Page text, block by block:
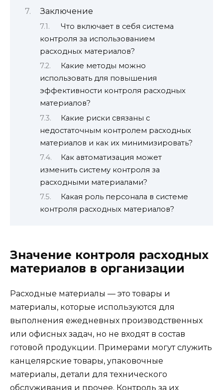
Заключение
Что включает в себя система
контроля за использованием
расходных материалов?
Какие методы можно
использовать для повышения
эффективности контроля расходных
материалов?
Какие риски связаны с
недостаточным контролем расходных
материалов и как их минимизировать?
Как автоматизация может
изменить систему контроля за
расходными материалами?
Какая роль персонала в системе
контроля расходных материалов?
Значение контроля расходных
материалов в организации
Расходные материалы — это товары и
материалы, которые используются для
выполнения ежедневных производственных
или офисных задач, но не входят в состав
готовой продукции. Примерами могут служить
канцелярские товары, упаковочные
материалы, детали для технического
обслуживания и прочее. Контроль за их